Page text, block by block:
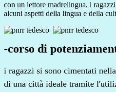
con un lettore madrelingua, i
alcuni aspetti della lingua e della
-corso di
i ragazzi si sono cimentati
di una città ideale tramite